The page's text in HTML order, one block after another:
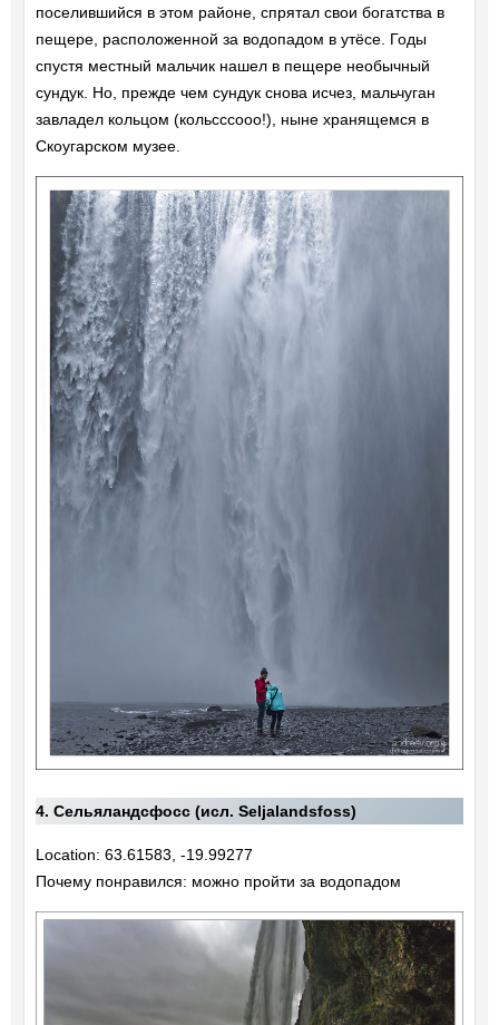
поселившийся в этом районе, спрятал свои богатства в
пещере, расположенной за водопадом в утёсе. Годы
спустя местный мальчик нашел в пещере необычный
сундук. Но, прежде чем сундук снова исчез, мальчуган
завладел кольцом (кольсссооо!), ныне хранящемся в
Скоугарском музее.
4. Сельяландсфосс (исл. Seljalandsfoss)
Location: 63.61583, -19.99277
Почему понравился: можно пройти за водопадом